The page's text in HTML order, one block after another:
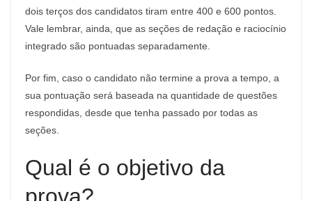
dois terços dos candidatos tiram entre 400 e 600 pontos.
Vale lembrar, ainda, que as seções de redação e raciocínio
integrado são pontuadas separadamente.
Por fim, caso o candidato não termine a prova a tempo, a
sua pontuação será baseada na quantidade de questões
respondidas, desde que tenha passado por todas as
seções.
Qual é o objetivo da